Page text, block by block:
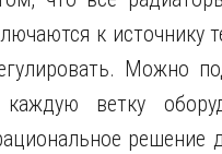
к источнику
Можно
ветку
решение